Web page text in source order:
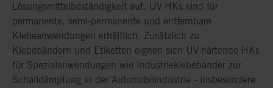
Lösungsmittelbeständigkeit auf. UV-HKs sind für
permanente, semi-permanente und entfernbare
Klebeanwendungen erhältlich. Zusätzlich zu
Klebebändern und Etiketten eignen sich UV-härtende HKs
für Spezialanwendungen wie Industrieklebebänder zur
Schalldämpfung in der Automobilindustrie - insbesondere